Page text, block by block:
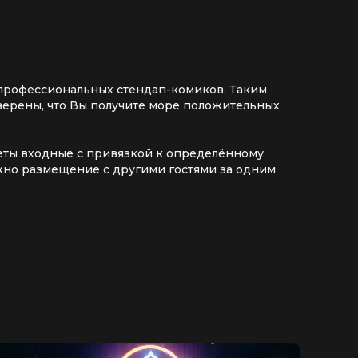
стендап-комиков. Таким
что Вы получите море положительных
входные с привязкой к определённому
размещение с другими гостями за одним